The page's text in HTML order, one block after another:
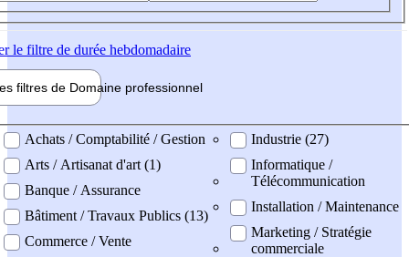
le filtre de durée hebdomadaire
filtres de Domaine professionnel
professionel
Achats / Comptabilité / Gestion
Arts / Artisanat d'art (1)
Banque / Assurance
Bâtiment / Travaux Publics (13)
Commerce / Vente
Industrie (27)
Informatique /
Télécommunication
Installation / Maintenance
Marketing / Stratégie
commerciale